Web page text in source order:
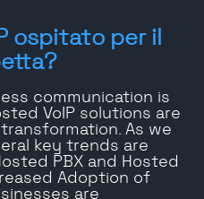
ospitato per il
communication is
VoIP solutions are
As we
key trends are
PBX and Hosted
Adoption of
are